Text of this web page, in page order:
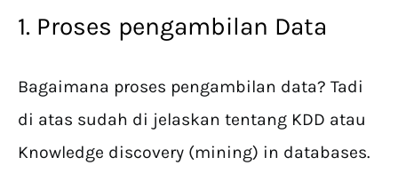
1. Proses pengambilan Data
Bagaimana proses pengambilan data? Tadi
di atas sudah di jelaskan tentang KDD atau
Knowledge discovery (mining) in databases.